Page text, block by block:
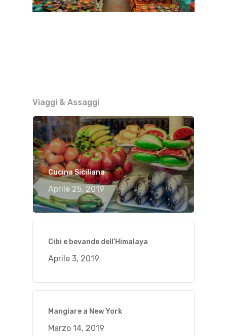
Viaggi & Assaggi
Cucina Siciliana
Aprile 25, 2019
Cibi e bevande dell’Himalaya
Aprile 3, 2019
Mangiare a New York
Marzo 14, 2019